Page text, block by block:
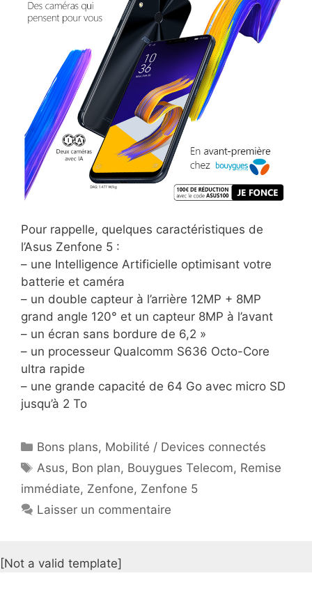
Pour rappelle, quelques caractéristiques de
l’Asus Zenfone 5 :
– une Intelligence Artificielle optimisant votre
batterie et caméra
– un double capteur à l’arrière 12MP + 8MP
grand angle 120° et un capteur 8MP à l’avant
– un écran sans bordure de 6,2 »
– un processeur Qualcomm S636 Octo-Core
ultra rapide
– une grande capacité de 64 Go avec micro SD
jusqu’à 2 To
Catégories
Bons plans, Mobilité / Devices connectés
Étiquettes
Asus, Bon plan, Bouygues Telecom, Remise
immédiate, Zenfone, Zenfone 5
Laisser un commentaire
[Not a valid template]